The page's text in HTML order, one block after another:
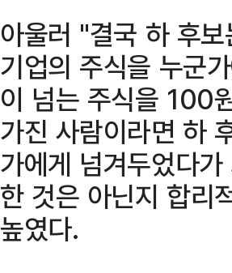
아울러 "결국 하 후
기업의 주식을 누군
이 넘는 주식을 100
가진 사람이라면 하
가에게 넘겨두었다
한 것은 아닌지 합리
높였다.